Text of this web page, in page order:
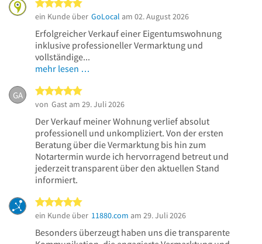
ein Kunde über GoLocal am 02. August 2026
Erfolgreicher Verkauf einer Eigentumswohnung
inklusive professioneller Vermarktung und
vollständige...
mehr lesen …
GA
von Gast am 29. Juli 2026
Der Verkauf meiner Wohnung verlief absolut
professionell und unkompliziert. Von der ersten
Beratung über die Vermarktung bis hin zum
Notartermin wurde ich hervorragend betreut und
jederzeit transparent über den aktuellen Stand
informiert.
ein Kunde über 11880.com am 29. Juli 2026
Besonders überzeugt haben uns die transparente